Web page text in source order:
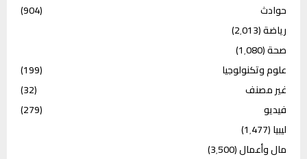
حوادث
(904)
رياضة(2٬013)
صحة(1٬080)
علوم وتكنولوجيا
(199)
غير مصنف
(32)
فيديو
(279)
ليبيا(1٬477)
مال وأعمال(3٬500)